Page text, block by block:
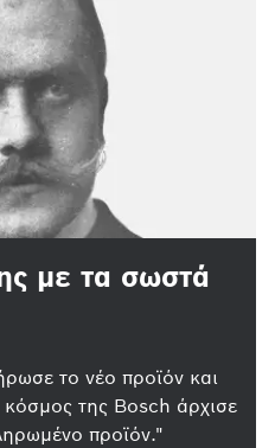
με τα σωστά
το νέο προϊόν και
της Bosch άρχισε
προϊόν."